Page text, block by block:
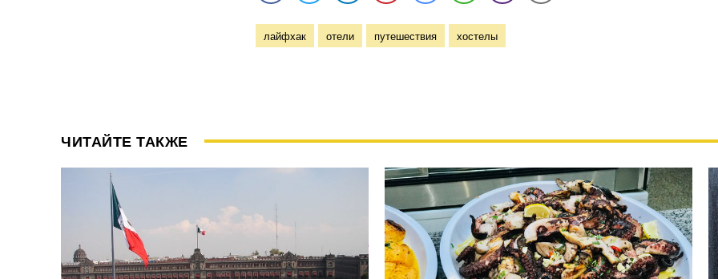
лайфхак отели путешествия хостелы
ЧИТАЙТЕ ТАКЖЕ